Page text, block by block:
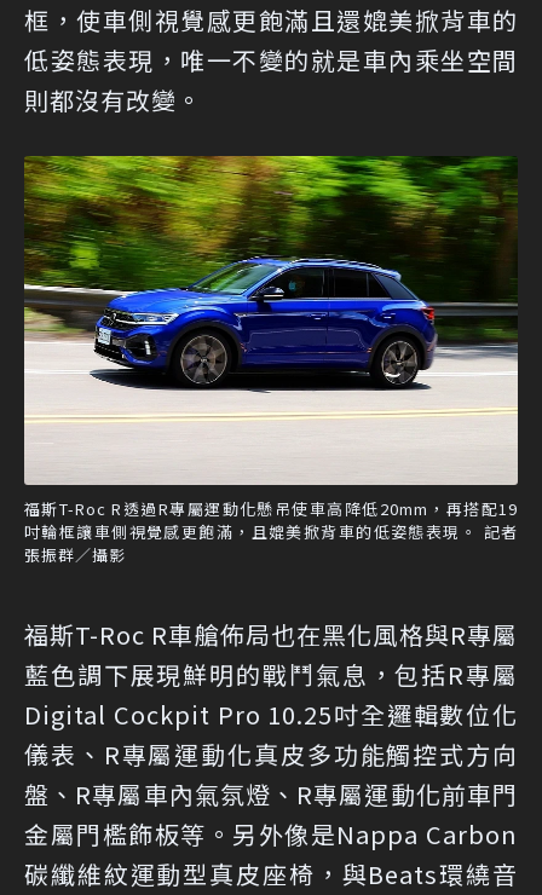
框，使車側視覺感更飽滿且還媲美掀背車的
低姿態表現，唯一不變的就是車內乘坐空間
則都沒有改變。
福斯T-Roc R透過R專屬運動化懸吊使車高降低20mm，再搭配19
吋輪框讓車側視覺感更飽滿，且媲美掀背車的低姿態表現。 記者
張振群／攝影
福斯T-Roc R車艙佈局也在黑化風格與R專屬
藍色調下展現鮮明的戰鬥氣息，包括R專屬
Digital Cockpit Pro 10.25吋全邏輯數位化
儀表、R專屬運動化真皮多功能觸控式方向
盤、R專屬車內氣氛燈、R專屬運動化前車門
金屬門檻飾板等。另外像是Nappa Carbon
碳纖維紋運動型真皮座椅，與Beats環繞音